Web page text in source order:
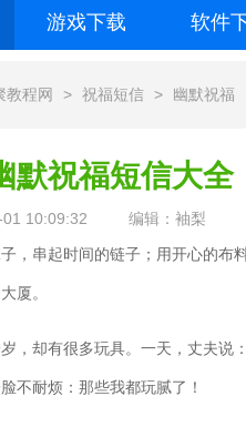
游戏下载 软件
教程网 > 祝福短信 > 幽默祝福
默祝福短信大全
10:09:32 编辑：袖梨
，串起时间的链子；用开心的布
厦。
，却有很多玩具。一天，丈夫说
不耐烦：那些我都玩腻了！